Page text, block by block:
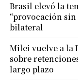
Brasil elevó la
“provocación
bilateral
Milei vuelve a la
sobre
largo plazo